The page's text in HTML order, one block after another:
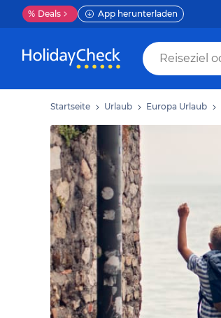
% Deals App herunterladen
Startseite Urlaub Europa Urlaub